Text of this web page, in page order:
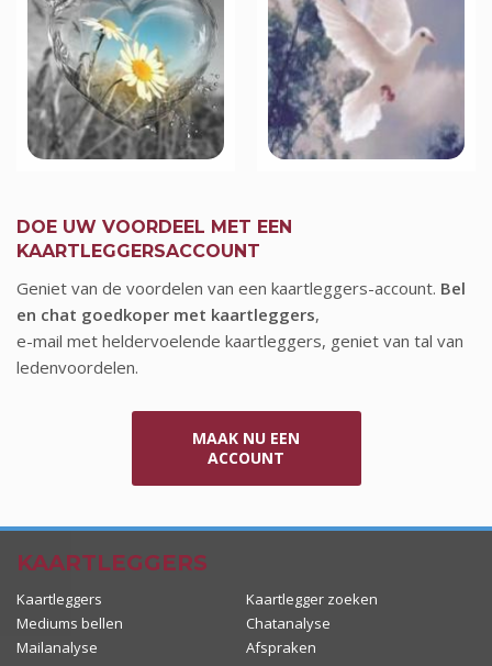
5 augustus
YUORAH SAMMY
DOE UW VOORDEEL MET EEN
KAARTLEGGERSACCOUNT
Geniet van de voordelen van een kaartleggers-account. Bel
en chat goedkoper met kaartleggers,
e-mail met heldervoelende kaartleggers, geniet van tal van
ledenvoordelen.
MAAK NU EEN
ACCOUNT
KAARTLEGGERS
Kaartleggers
Kaartlegger zoeken
Mediums bellen
Chatanalyse
Mailanalyse
Afspraken